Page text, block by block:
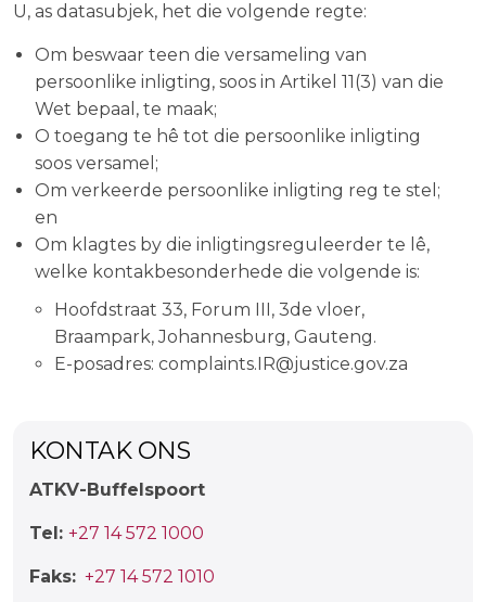
U, as datasubjek, het die volgende regte:
Om beswaar teen die versameling van
persoonlike inligting, soos in Artikel 11(3) van die
Wet bepaal, te maak;
O toegang te hê tot die persoonlike inligting
soos versamel;
Om verkeerde persoonlike inligting reg te stel;
en
Om klagtes by die inligtingsreguleerder te lê,
welke kontakbesonderhede die volgende is:
Hoofdstraat 33, Forum III, 3de vloer,
Braampark, Johannesburg, Gauteng.
E-posadres: complaints.IR@justice.gov.za
KONTAK ONS
ATKV-Buffelspoort
Tel: +27 14 572 1000
Faks: +27 14 572 1010